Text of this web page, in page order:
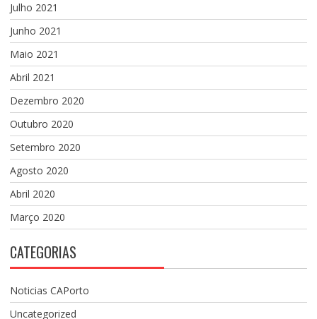
Julho 2021
Junho 2021
Maio 2021
Abril 2021
Dezembro 2020
Outubro 2020
Setembro 2020
Agosto 2020
Abril 2020
Março 2020
CATEGORIAS
Noticias CAPorto
Uncategorized